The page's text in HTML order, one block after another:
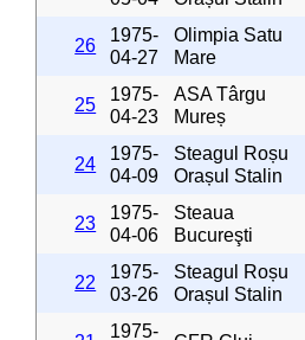
26
1975-
04-27
Olimpia Satu
Mare
25
1975-
04-23
ASA Târgu
Mureș
24
1975-
04-09
Steagul Roșu
Orașul Stalin
23
1975-
04-06
Steaua
Bucureşti
22
1975-
03-26
Steagul Roșu
Orașul Stalin
1975-